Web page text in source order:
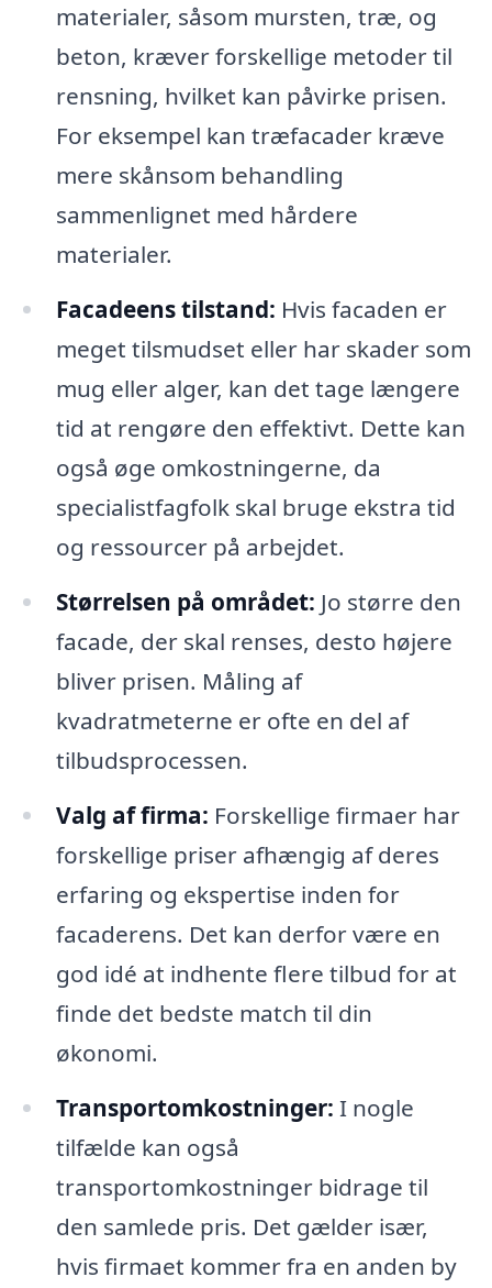
materialer, såsom mursten, træ, og
beton, kræver forskellige metoder til
rensning, hvilket kan påvirke prisen.
For eksempel kan træfacader kræve
mere skånsom behandling
sammenlignet med hårdere
materialer.
Facadeens tilstand: Hvis facaden er
meget tilsmudset eller har skader som
mug eller alger, kan det tage længere
tid at rengøre den effektivt. Dette kan
også øge omkostningerne, da
specialistfagfolk skal bruge ekstra tid
og ressourcer på arbejdet.
Størrelsen på området: Jo større den
facade, der skal renses, desto højere
bliver prisen. Måling af
kvadratmeterne er ofte en del af
tilbudsprocessen.
Valg af firma: Forskellige firmaer har
forskellige priser afhængig af deres
erfaring og ekspertise inden for
facaderens. Det kan derfor være en
god idé at indhente flere tilbud for at
finde det bedste match til din
økonomi.
Transportomkostninger: I nogle
tilfælde kan også
transportomkostninger bidrage til
den samlede pris. Det gælder især,
hvis firmaet kommer fra en anden by